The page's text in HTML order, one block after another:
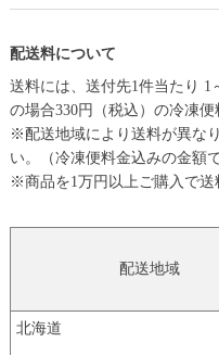
配送料について
送料には、送付先1件当たり 1
の場合330円（税込）の冷凍便
※配送地域により送料が異な
い。（冷凍便料金込みの金額で
※商品を1万円以上ご購入で送
配送地域
北海道